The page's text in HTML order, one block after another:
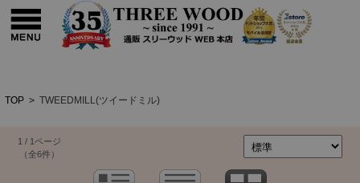
TOP > TWEEDMILL(ツイードミル)
1 / 1ページ
（全6件）